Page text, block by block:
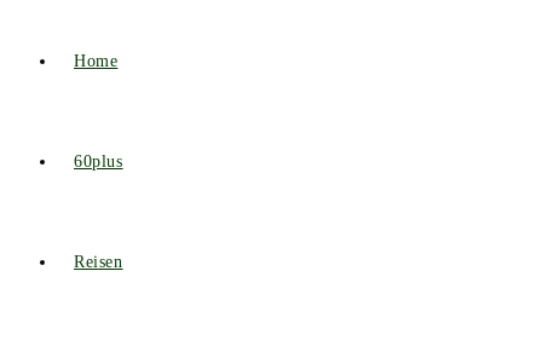
Home
60plus
Reisen